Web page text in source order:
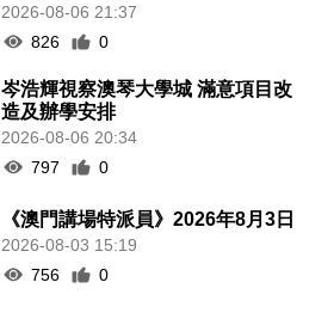
2026-08-06 21:37
826
0
岑浩輝視察澳琴大學城 滿意項目改
造及辦學安排
2026-08-06 20:34
797
0
《澳門講場特派員》2026年8月3日
2026-08-03 15:19
756
0